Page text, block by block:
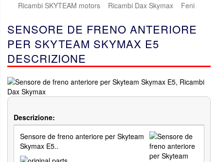
Ricambi SKYTEAM motors Ricambi Dax Skymax Feni
SENSORE DE FRENO ANTERIORE
PER SKYTEAM SKYMAX E5
DESCRIZIONE
Descrizione:
Sensore de freno anteriore per Skyteam
Skymax E5..